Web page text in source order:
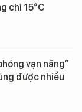
chỉ 15°C
vạn năng”
được nhiều